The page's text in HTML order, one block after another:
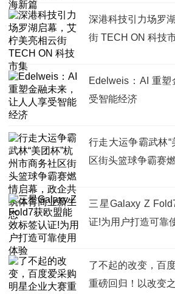
深港科技引力场罗
街 TECH ON 科技
Edelweis：AI 重
受智能经济
行走大运争霸武林“
区街头篮球争霸赛
三星Galaxy Z
证!为用户打造可靠
了不起的改变，百
重磅回归！以改变